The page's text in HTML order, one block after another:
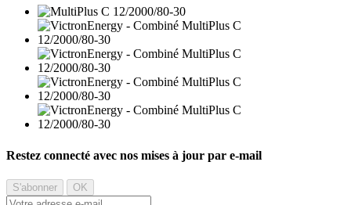
Restez connecté avec nos mises à jour par e-mail